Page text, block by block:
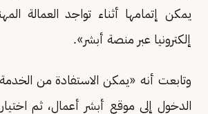
يمكن إتمامها أثناء تواجد العمالة
إلكترونيا عبر منصة أبشر».
وتابعت أنه «يمكن الاستفادة من
الدخول إلى موقع أبشر أعمال، ثم اختيار